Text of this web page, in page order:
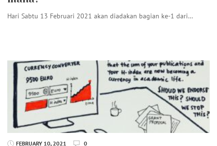
Hari Sabtu 13 Februari 2021 akan diadakan bagian ke-1 dari…
FEBRUARY 10, 2021 0